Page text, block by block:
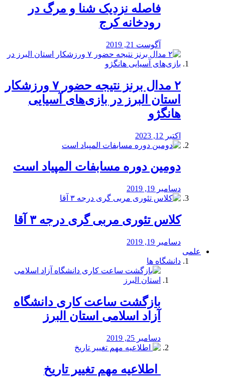
️فاصله نزدیک شنا و مرگ در
رودخانه کرج
آگوست 21, 2019
۲ مدال برنز نتیجه حضور ۷ ورزشکار
استان البرز در بازی‌های آسیایی
هانگژو
اکتبر 12, 2023
دومین دوره مسابفات المپیاد است
دسامبر 19, 2019
کلاس تئوری مربی گری درجه ۳ آقا
دسامبر 19, 2019
علمی
دانشگاه ها
بازگشت ساعت کاری دانشگاه
آزاد اسلامی استان البرز
دسامبر 25, 2019
️ اطلاعیه مهم تغییر تاریخ